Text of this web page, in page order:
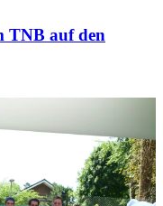
TNB auf den